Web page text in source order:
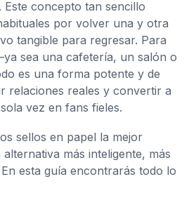
concepto tan sencillo
por volver una y otra
tangible para regresar. Para
sea una cafetería, un salón o
es una forma potente y de
relaciones reales y convertir a
vez en fans fieles.
sellos en papel la mejor
más inteligente, más
esta guía encontrarás todo lo